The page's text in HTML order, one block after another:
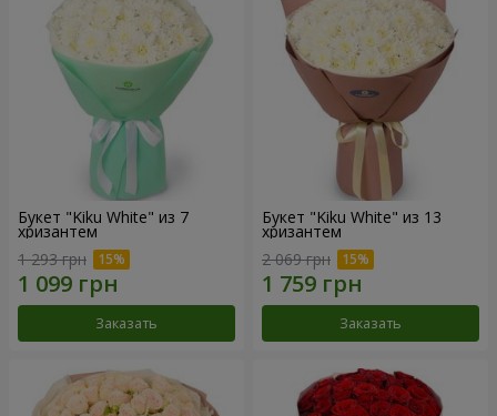
Букет "Kiku White" из 7
хризантем
1 293 грн
Заказать
Букет "Kiku White" из 13
хризантем
2 069 грн
Заказать